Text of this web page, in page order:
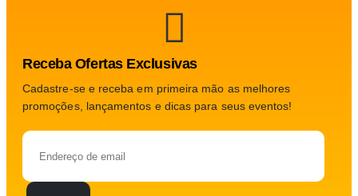
Receba Ofertas Exclusivas
Cadastre-se e receba em primeira mão as melhores
promoções, lançamentos e dicas para seus eventos!